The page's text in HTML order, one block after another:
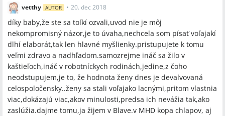
vetthy AUTOR • 20. dec 2018
díky baby,že ste sa toľkí ozvali,uvod nie je môj
nekompromisný názor,je to úvaha,nechcela som písať voľajakí
dlhí elaborát,tak len hlavné myšlienky.pristupujete k tomu
veľmi zdravo a nadhľadom.samozrejme ináč sa žilo v
kaštieľoch,ináč v robotníckych rodinách,jedine,z čoho
neodstupujem,je to, že hodnota ženy dnes je devalvovaná
celospoločensky..ženy sa stali voľajako lacnými,pritom vlastnia
viac,dokázajú viac,akov minulosti,predsa ich nevážia tak,ako
zaslúžia.dajme tomu,ja žijem v Blave.v MHD kopa chlapov, aj